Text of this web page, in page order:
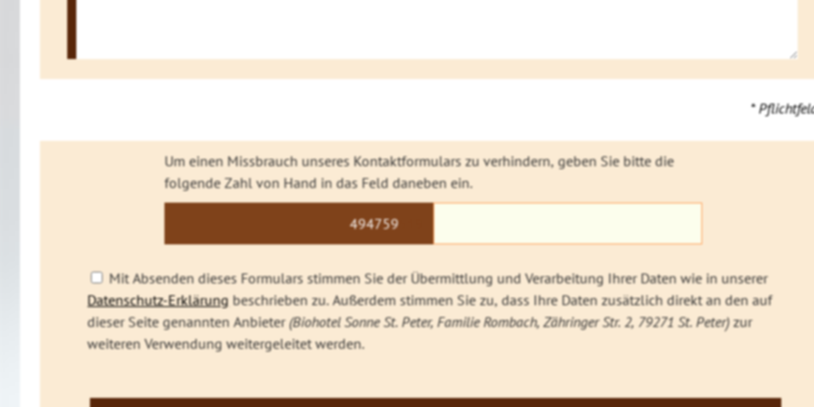
*
Um einen Missbrauch unseres Kontaktformulars zu verhindern, geben Sie bitte die
folgende Zahl von Hand in das Feld daneben ein.
494759
Mit Absenden dieses Formulars stimmen Sie der Übermittlung und Verarbeitung Ihrer Daten wie in unserer
Datenschutz-Erklärung beschrieben zu. Außerdem stimmen Sie zu, dass Ihre Daten zusätzlich direkt an den auf
dieser Seite genannten Anbieter(Biohotel Sonne St. Peter, Familie Rombach, Zähringer Str. 2, 79271 St. Peter)zur
weiteren Verwendung weitergeleitet werden.